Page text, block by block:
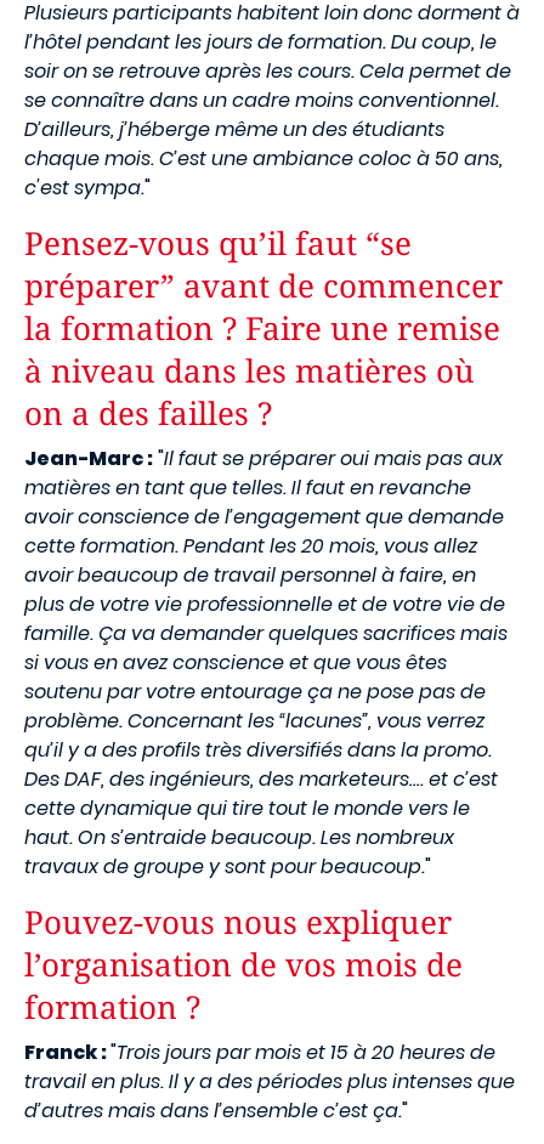
Plusieurs participants habitent loin donc dorment à
l’hôtel pendant les jours de formation. Du coup, le
soir on se retrouve après les cours. Cela permet de
se connaître dans un cadre moins conventionnel.
D’ailleurs, j’héberge même un des étudiants
chaque mois. C’est une ambiance coloc à 50 ans,
c'est sympa."
Pensez-vous qu’il faut “se
préparer” avant de commencer
la formation ? Faire une remise
à niveau dans les matières où
on a des failles ?
Jean-Marc :"Il faut se préparer oui mais pas aux
matières en tant que telles. Il faut en revanche
avoir conscience de l’engagement que demande
cette formation. Pendant les 20 mois, vous allez
avoir beaucoup de travail personnel à faire, en
plus de votre vie professionnelle et de votre vie de
famille. Ça va demander quelques sacrifices mais
si vous en avez conscience et que vous êtes
soutenu par votre entourage ça ne pose pas de
problème. Concernant les “lacunes”, vous verrez
qu’il y a des profils très diversifiés dans la promo.
Des DAF, des ingénieurs, des marketeurs…. et c’est
cette dynamique qui tire tout le monde vers le
haut. On s’entraide beaucoup. Les nombreux
travaux de groupe y sont pour beaucoup."
Pouvez-vous nous expliquer
l’organisation de vos mois de
formation ?
Franck :"Trois jours par mois et 15 à 20 heures de
travail en plus. Il y a des périodes plus intenses que
d’autres mais dans l’ensemble c’est ça."